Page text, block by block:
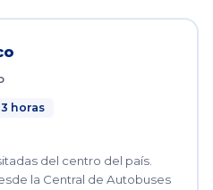
horas
del centro del país.
la Central de Autobuses